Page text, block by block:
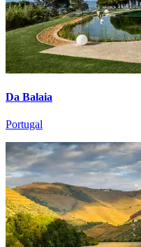
Da Balaia
Portugal